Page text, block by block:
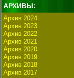
АРХИВЫ:
Архив 2024
Архив 2023
Архив 2022
Архив 2021
Архив 2020
Архив 2019
Архив 2018
Архив 2017